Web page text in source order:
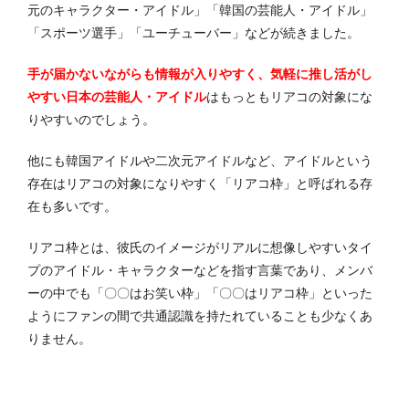
元のキャラクター・アイドル」「韓国の芸能人・アイドル」
「スポーツ選手」「ユーチューバー」などが続きました。
手が届かないながらも情報が入りやすく、気軽に推し活がし
やすい日本の芸能人・アイドルはもっともリアコの対象にな
りやすいのでしょう。
他にも韓国アイドルや二次元アイドルなど、アイドルという
存在はリアコの対象になりやすく「リアコ枠」と呼ばれる存
在も多いです。
リアコ枠とは、彼氏のイメージがリアルに想像しやすいタイ
プのアイドル・キャラクターなどを指す言葉であり、メンバ
ーの中でも「〇〇はお笑い枠」「〇〇はリアコ枠」といった
ようにファンの間で共通認識を持たれていることも少なくあ
りません。